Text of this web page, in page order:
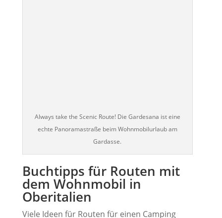
Always take the Scenic Route! Die Gardesana ist eine
echte Panoramastraße beim Wohnmobilurlaub am
Gardasse.
Buchtipps für Routen mit
dem Wohnmobil in
Oberitalien
Viele Ideen für Routen für einen Camping